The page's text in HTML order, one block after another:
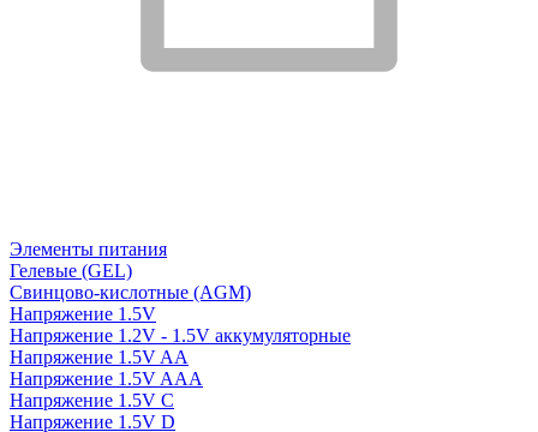
Элементы питания
Гелевые (GEL)
Свинцово-кислотные (AGM)
Напряжение 1.5V
Напряжение 1.2V - 1.5V аккумуляторные
Напряжение 1.5V AA
Напряжение 1.5V AAA
Напряжение 1.5V C
Напряжение 1.5V D